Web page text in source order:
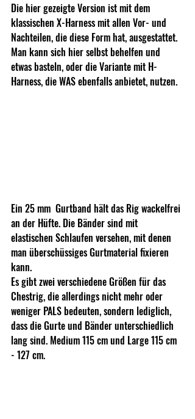
Die hier gezeigte Version ist mit dem
klassischen X-Harness mit allen Vor- und
Nachteilen, die diese Form hat, ausgestattet.
Man kann sich hier selbst behelfen und
etwas basteln, oder die Variante mit H-
Harness, die WAS ebenfalls anbietet, nutzen.
Ein 25 mm  Gurtband hält das Rig wackelfrei
an der Hüfte. Die Bänder sind mit
elastischen Schlaufen versehen, mit denen
man überschüssiges Gurtmaterial fixieren
kann.
Es gibt zwei verschiedene Größen für das
Chestrig, die allerdings nicht mehr oder
weniger PALS bedeuten, sondern lediglich,
dass die Gurte und Bänder unterschiedlich
lang sind. Medium 115 cm und Large 115 cm
- 127 cm.